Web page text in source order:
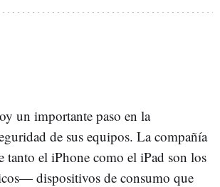
un importante paso en la
de sus equipos. La compañía
tanto el iPhone como el iPad son los
dispositivos de consumo que